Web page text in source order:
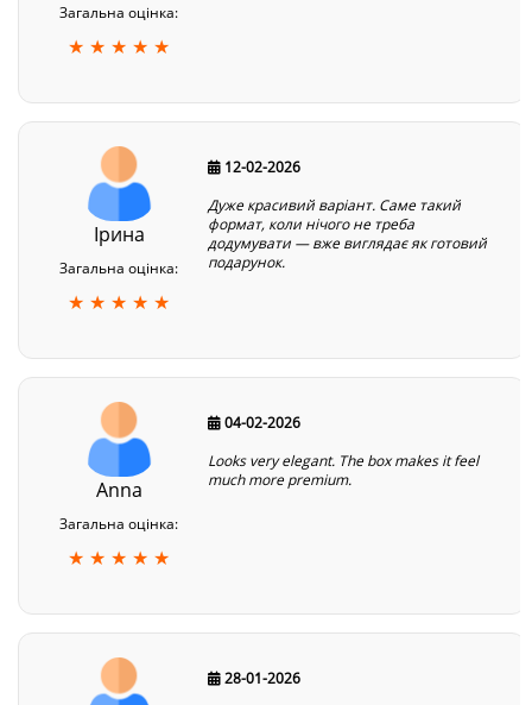
Загальна оцінка:
★ ★ ★ ★ ★
Ірина
Загальна оцінка:
★ ★ ★ ★ ★
12-02-2026
Дуже красивий варіант. Саме такий
формат, коли нічого не треба
додумувати — вже виглядає як готовий
подарунок.
Anna
Загальна оцінка:
★ ★ ★ ★ ★
04-02-2026
Looks very elegant. The box makes it feel
much more premium.
28-01-2026